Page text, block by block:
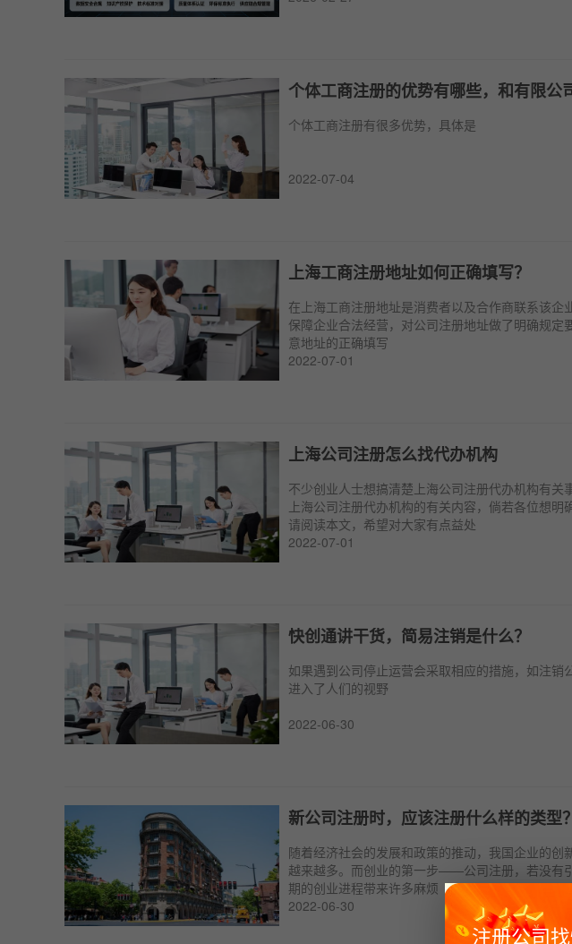
个体工商注册的优势有哪些，和有限公
个体工商注册有很多优势，具体是
2022-07-04
上海工商注册地址如何正确填写？
在上海工商注册地址是消费者以及合作商联系该企
保障企业合法经营，对公司注册地址做了明确规定
意地址的正确填写
2022-07-01
上海公司注册怎么找代办机构
不少创业人士想搞清楚上海公司注册代办机构有关
上海公司注册代办机构的有关内容，倘若各位想
请阅读本文，希望对大家有点益处
2022-07-01
快创通讲干货，简易注销是什么？
如果遇到公司停止运营会采取相应的措施，如注销
进入了人们的视野
2022-06-30
新公司注册时，应该注册什么样的类型
随着经济社会的发展和政策的推动，我国企业的创
越来越多。而创业的第一步——公司注册，若没有
期的创业进程带来许多麻烦
2022-06-30
注册公司